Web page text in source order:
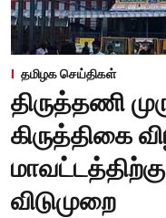
தமிழக செய்திகள்
திருத்தணி
கிருத்திகை
விடுமுறை